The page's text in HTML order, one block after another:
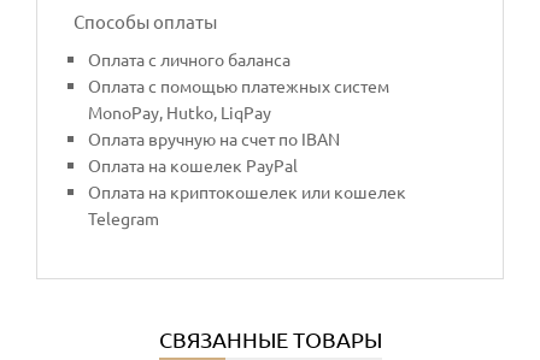
Способы оплаты
Оплата с личного баланса
Оплата с помощью платежных систем
MonoPay, Hutko, LiqPay
Оплата вручную на счет по IBAN
Оплата на кошелек PayPal
Оплата на криптокошелек или кошелек
Telegram
СВЯЗАННЫЕ ТОВАРЫ